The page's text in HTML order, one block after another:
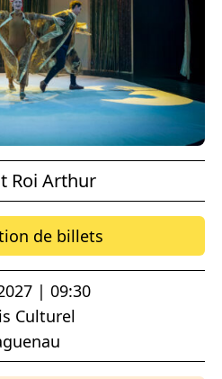
Roi Arthur
de billets
| 09:30
Culturel